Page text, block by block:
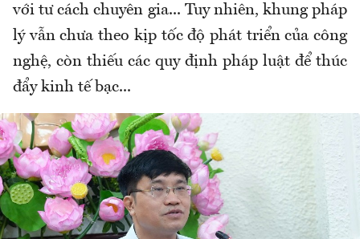
với tư cách chuyên gia... Tuy nhiên, khung pháp
lý vẫn chưa theo kịp tốc độ phát triển của công
nghệ, còn thiếu các quy định pháp luật để thúc
đẩy kinh tế bạc...